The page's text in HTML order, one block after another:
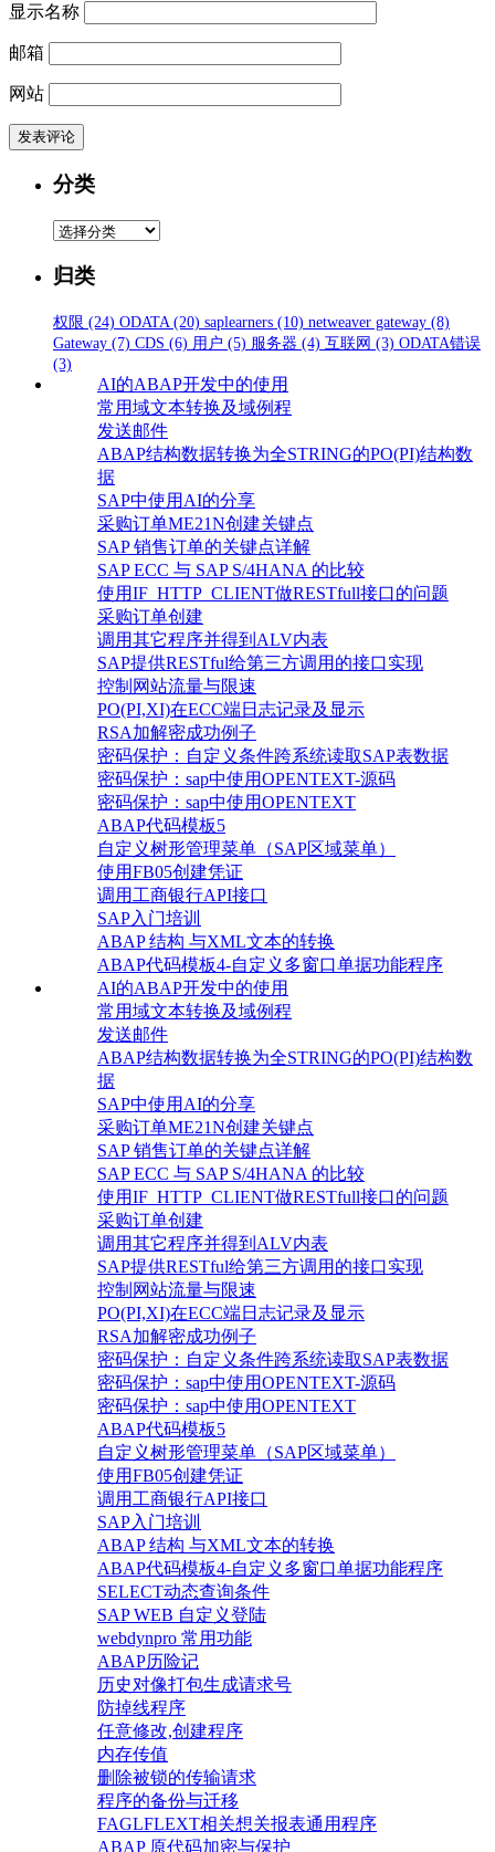
显示名称
邮箱
网站
分类
分
归类
权限 (24) ODATA (20) saplearners (10) netweaver gateway (8)
Gateway (7) CDS (6) 用户 (5) 服务器 (4) 互联网 (3) ODATA错误
(3)
AI的ABAP开发中的使用
常用域文本转换及域例程
发送邮件
ABAP结构数据转换为全STRING的PO(PI)结构数
据
SAP中使用AI的分享
采购订单ME21N创建关键点
SAP 销售订单的关键点详解
SAP ECC 与 SAP S/4HANA 的比较
使用IF_HTTP_CLIENT做RESTfull接口的问题
采购订单创建
调用其它程序并得到ALV内表
SAP提供RESTful给第三方调用的接口实现
控制网站流量与限速
PO(PI,XI)在ECC端日志记录及显示
RSA加解密成功例子
密码保护：自定义条件跨系统读取SAP表数据
密码保护：sap中使用OPENTEXT-源码
密码保护：sap中使用OPENTEXT
ABAP代码模板5
自定义树形管理菜单（SAP区域菜单）
使用FB05创建凭证
调用工商银行API接口
SAP入门培训
ABAP 结构 与XML文本的转换
ABAP代码模板4-自定义多窗口单据功能程序
AI的ABAP开发中的使用
常用域文本转换及域例程
发送邮件
ABAP结构数据转换为全STRING的PO(PI)结构数
据
SAP中使用AI的分享
采购订单ME21N创建关键点
SAP 销售订单的关键点详解
SAP ECC 与 SAP S/4HANA 的比较
使用IF_HTTP_CLIENT做RESTfull接口的问题
采购订单创建
调用其它程序并得到ALV内表
SAP提供RESTful给第三方调用的接口实现
控制网站流量与限速
PO(PI,XI)在ECC端日志记录及显示
RSA加解密成功例子
密码保护：自定义条件跨系统读取SAP表数据
密码保护：sap中使用OPENTEXT-源码
密码保护：sap中使用OPENTEXT
ABAP代码模板5
自定义树形管理菜单（SAP区域菜单）
使用FB05创建凭证
调用工商银行API接口
SAP入门培训
ABAP 结构 与XML文本的转换
ABAP代码模板4-自定义多窗口单据功能程序
SELECT动态查询条件
SAP WEB 自定义登陆
webdynpro 常用功能
ABAP历险记
历史对像打包生成请求号
防掉线程序
任意修改,创建程序
内存传值
删除被锁的传输请求
程序的备份与迁移
FAGLFLEXT相关想关报表通用程序
ABAP 原代码加密与保护